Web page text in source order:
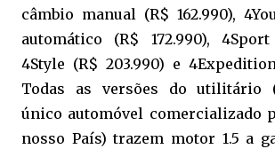
câmbio manual (R$ 162.990),
automático (R$ 172.990), 4Sport
4Style (R$ 203.990) e
Todas as versões do utilitário
único automóvel comercializado
nosso País) trazem motor 1.5 a